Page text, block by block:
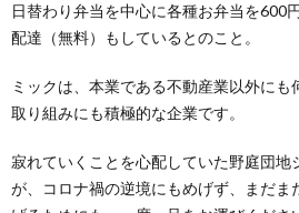
日替わり弁当を中心に各種お弁当を600
配達（無料）もしているとのこと。
ミックは、本業である不動産業以外に
取り組みにも積極的な企業です。
寂れていくことを心配していた野庭団地
が、コロナ禍の逆境にもめげず、まだま